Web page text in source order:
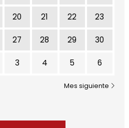
20 21 22 23
27 28 29 30
3 4 5 6
Mes siguiente